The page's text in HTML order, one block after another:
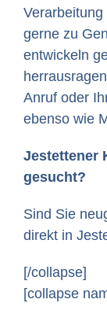
gerne zu
entwickeln
Anruf oder
ebenso wie
Jestettener
gesucht?
Sind Sie
direkt in
[/collapse]
[collapse